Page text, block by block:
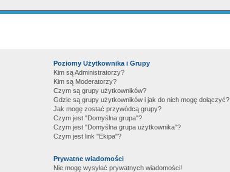
Poziomy Użytkownika i Grupy
Kim są Administratorzy?
Kim są Moderatorzy?
Czym są grupy użytkowników?
Gdzie są grupy użytkowników i jak do nich mogę dołączyć?
Jak mogę zostać przywódcą grupy?
Czym jest "Domyślna grupa"?
Czym jest "Domyślna grupa użytkownika"?
Czym jest link "Ekipa"?
Prywatne wiadomości
Nie mogę wysyłać prywatnych wiadomości!